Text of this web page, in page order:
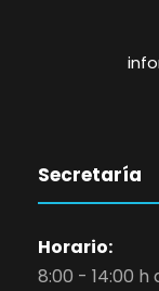
Secretaría
Horario:
8:00 - 14:00 h